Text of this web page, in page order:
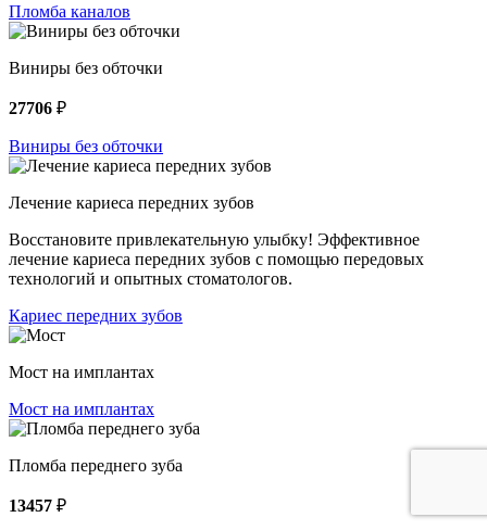
Пломба каналов
Виниры без обточки
27706 ₽
Виниры без обточки
Лечение кариеса передних зубов
Восстановите привлекательную улыбку! Эффективное
лечение кариеса передних зубов с помощью передовых
технологий и опытных стоматологов.
Кариес передних зубов
Мост на имплантах
Мост на имплантах
Пломба переднего зуба
13457 ₽